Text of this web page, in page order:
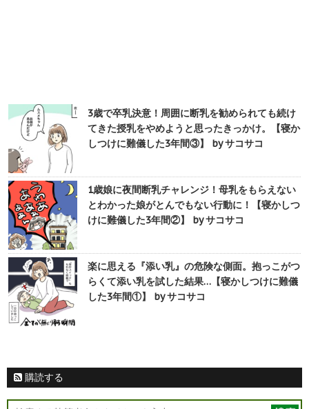
3歳で卒乳決意！周囲に断乳を勧められても続け
てきた授乳をやめようと思ったきっかけ。【寝か
しつけに難儀した3年間③】 by サコサコ
1歳娘に夜間断乳チャレンジ！母乳をもらえない
とわかった娘がとんでもない行動に！【寝かしつ
けに難儀した3年間②】 by サコサコ
楽に思える『添い乳』の危険な側面。抱っこがつ
らくて添い乳を試した結果…【寝かしつけに難儀
した3年間①】 by サコサコ
購読する